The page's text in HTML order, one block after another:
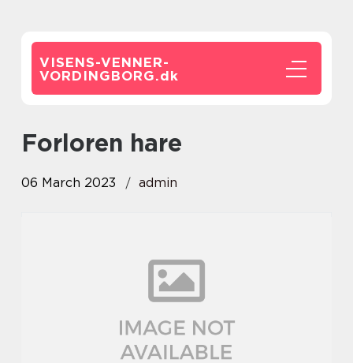
VISENS-VENNER-
VORDINGBORG.dk
forloren hare
06 March 2023 admin